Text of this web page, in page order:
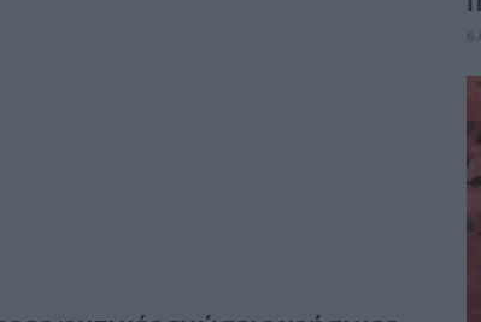
6